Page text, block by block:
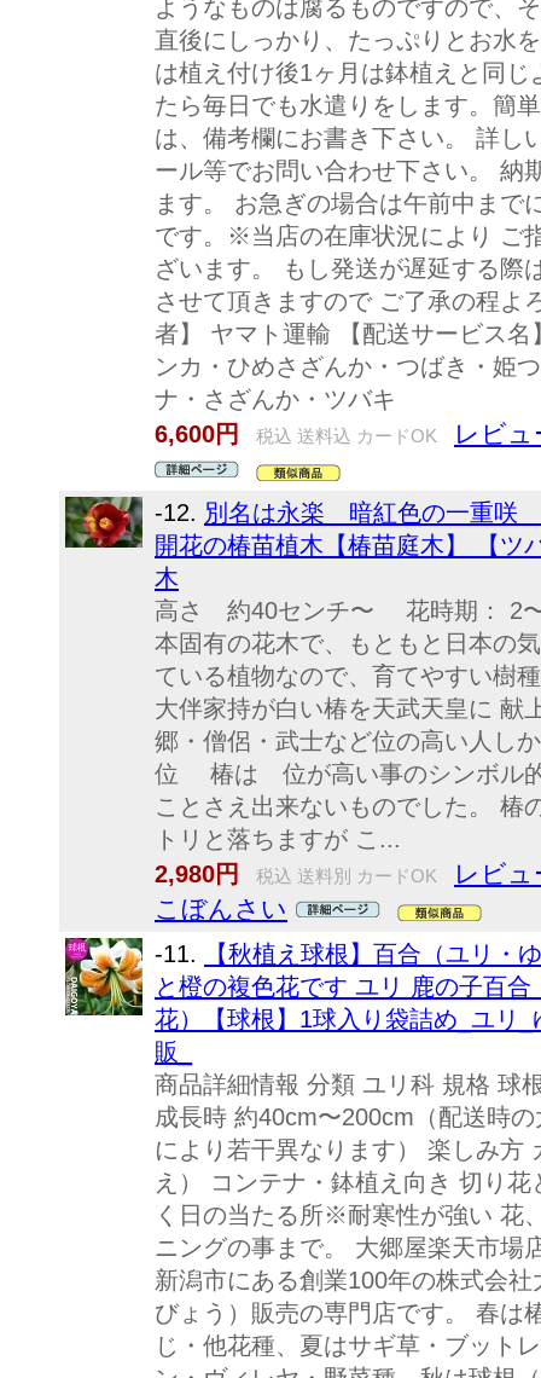
ようなものは腐るものですので、
直後にしっかり、たっぷりとお水
は植え付け後1ヶ月は鉢植えと同
たら毎日でも水遣りをします。簡
は、備考欄にお書き下さい。 詳し
ール等でお問い合わせ下さい。 納
ます。 お急ぎの場合は午前中まで
です。※当店の在庫状況により ご
ざいます。 もし発送が遅延する際
させて頂きますので ご了承の程よ
者】 ヤマト運輸 【配送サービス
ンカ・ひめさざんか・つばき・姫
ナ・さざんか・ツバキ
6,600円
税込 送料込 カードOK レビュ
-12. 別名は永楽 暗紅色の一重咲
開花の椿苗植木【椿苗庭木】 【
木
高さ 約40センチ〜 花時期： 2
本固有の花木で、もともと日本の
ている植物なので、育てやすい
大伴家持が白い椿を天武天皇に
郷・僧侶・武士など位の高い人し
位 椿は 位が高い事のシンボル的
ことさえ出来ないものでした。
トリと落ちますが こ...
2,980円
税込 送料別 カードOK
レビュ
こぼんさい
-11.
【秋植え球根】百合（ユリ
と橙の複色花です ユリ 鹿の子百
花）【球根】1球入り袋詰め_ユリ
販_
商品詳細情報 分類 ユリ科 規格 球
成長時 約40cm〜200cm（配送時
により若干異なります） 楽しみ方
え） コンテナ・鉢植え向き 切り
く日の当たる所※耐寒性が強い 花
ニングの事まで。 大郷屋楽天市場
新潟市にある創業100年の株式会
びょう）販売の専門店です。 春は
じ・他花種、夏はサギ草・ブット